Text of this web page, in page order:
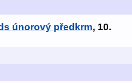
únorový předkrm, 10.